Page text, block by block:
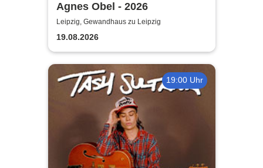
Agnes Obel - 2026
Leipzig, Gewandhaus zu Leipzig
19.08.2026
19:00 Uhr